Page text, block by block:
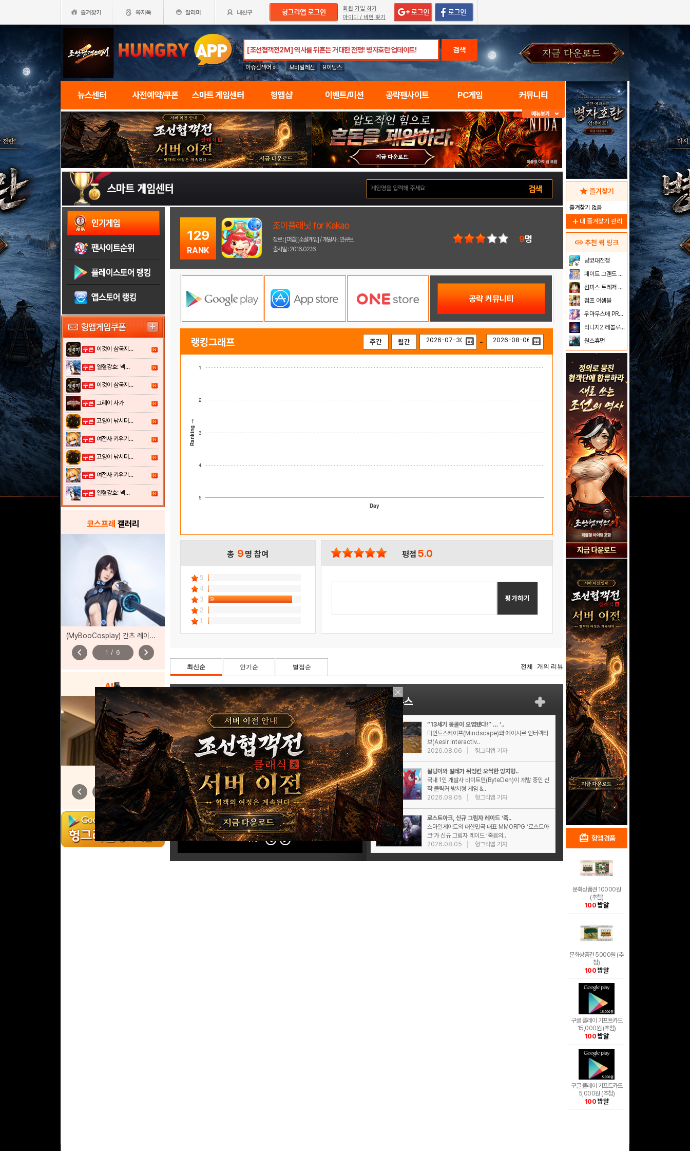
회원 가입 하기
아이디 / 비번 찾기
검색
이슈검색어 » 모바일레전 9이닝스
뉴스센터 사전예약/쿠폰 스마트 게임센터 헝앱샵 이벤트/미션 공략팬사이트 PC게임 커뮤니티
이것이 삼국지...
열혈강호: 넥...
이것이 삼국지...
그레이 사가
고양이 낚시터...
여전사 키우기...
고양이 낚시터...
여전사 키우기...
열혈강호: 넥...
코스프레 갤러리
(MyBooCosplay) 간츠 레이카 코스프레
chevron_left 1 / 6 chevron_right
AI톡
머하셈?
chevron_left chevron_right
129
RANK
조이플래닛 for Kakao
장르 : [퍼즐][소셜게임] / 개발사 : 인큐브
출시일 : 2016.02.16
9명
공략 커뮤니티
랭킹그래프 주간 월간 ~
1
2
3
4
5
Ranking →
Day
총 9 명 참여
5
4
3 9
2
1
평점 5.0
평가하기
최신순 인기순 별점순 전체 개의 리뷰
1/5
“13세기 몽골이 오염됐다!” … ‘..
마인드스케이프(Mindscape)와 에이시르 인터랙티
브(Aesir Interactiv..
2026.08.06
헝그리앱 기자
살덩이와 벌레가 뒤엉킨 오싹한 방치형..
국내 1인 개발사 바이트덴(ByteDen)​이 개발 중인 신
작 클릭커·방치형 게임 &..
2026.08.05
헝그리앱 기자
로스트아크, 신규 그림자 레이드 ‘죽..
스마일게이트의 대한민국 대표 MMORPG ‘로스트아
크’가 신규 그림자 레이드 ‘죽음의..
2026.08.05
헝그리앱 기자
star 즐겨찾기
즐겨찾기 없음
add 내 즐겨찾기 관리
link 추천 퀵 링크
냥코대전쟁
페이트 그랜드 오더
원피스 트레저 크루즈
점프 어셈블
우마무스메 PRETTY DERBY
리니지2 레볼루션
원스휴먼
redeem 헝앱 경품
문화상품권 10000원
(추첨)
100 밥알
문화상품권 5000원 (추
첨)
100 밥알
구글 플레이 기프트카드
15,000원 (추첨)
100 밥알
구글 플레이 기프트카드
5,000원 (추첨)
100 밥알